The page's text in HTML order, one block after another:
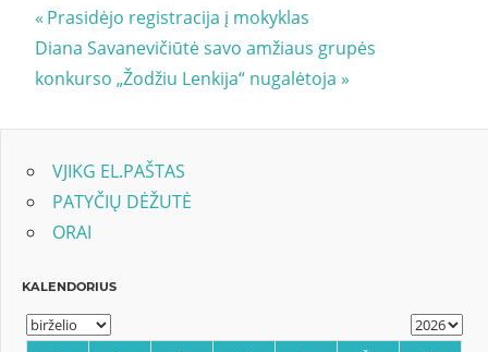
Navigacija
tarp
Previous
Post:
Prasidėjo registracija į mokyklas
Next
Post:
Diana Savanevičiūtė savo amžiaus grupės
konkurso „Žodžiu Lenkija“ nugalėtoja
VJIKG EL.PAŠTAS
PATYČIŲ DĖŽUTĖ
ORAI